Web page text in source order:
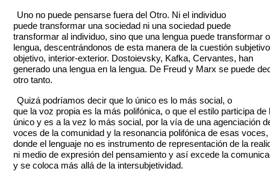
Uno no puede pensarse fuera del Otro. Ni el individuo
puede transformar una sociedad ni una sociedad puede
transformar al individuo, sino que una lengua puede transformar
lengua, descentrándonos de esta manera de la cuestión
objetivo, interior-exterior. Dostoievsky, Kafka, Cervantes, han
generado una lengua en la lengua. De Freud y Marx se puede
otro tanto.
Quizá podríamos decir que lo único es lo más social, o
que la voz propia es la más polifónica, o que el estilo participa de
único y es a la vez lo más social, por la vía de una agenciación
voces de la comunidad y la resonancia polifónica de esas voces,
donde el lenguaje no es instrumento de representación de la
ni medio de expresión del pensamiento y así excede la
y se coloca más allá de la intersubjetividad.